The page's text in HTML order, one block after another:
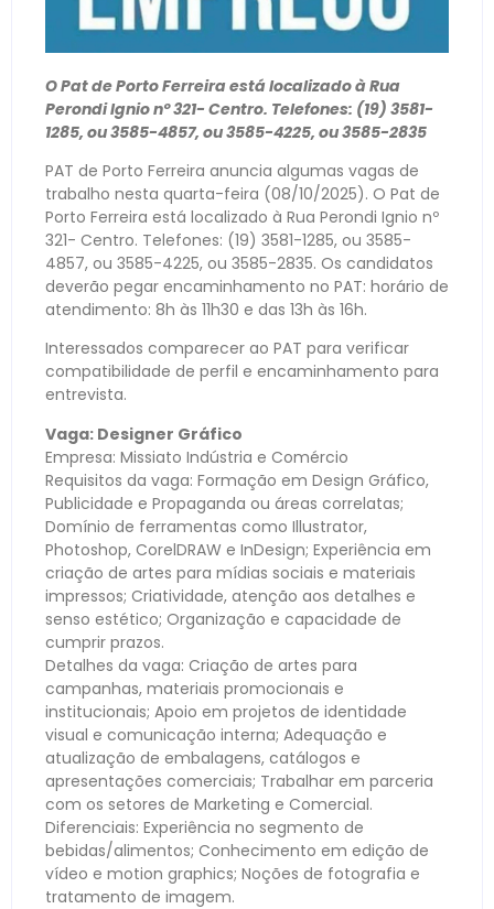
O Pat de Porto Ferreira está localizado à Rua
Perondi Ignio nº 321- Centro. Telefones: (19) 3581-
1285, ou 3585-4857, ou 3585-4225, ou 3585-2835
PAT de Porto Ferreira anuncia algumas vagas de
trabalho nesta quarta-feira (08/10/2025). O Pat de
Porto Ferreira está localizado à Rua Perondi Ignio nº
321- Centro. Telefones: (19) 3581-1285, ou 3585-
4857, ou 3585-4225, ou 3585-2835. Os candidatos
deverão pegar encaminhamento no PAT: horário de
atendimento: 8h às 11h30 e das 13h às 16h.
Interessados comparecer ao PAT para verificar
compatibilidade de perfil e encaminhamento para
entrevista.
Vaga: Designer Gráfico
Empresa: Missiato Indústria e Comércio
Requisitos da vaga: Formação em Design Gráfico,
Publicidade e Propaganda ou áreas correlatas;
Domínio de ferramentas como Illustrator,
Photoshop, CorelDRAW e InDesign; Experiência em
criação de artes para mídias sociais e materiais
impressos; Criatividade, atenção aos detalhes e
senso estético; Organização e capacidade de
cumprir prazos.
Detalhes da vaga: Criação de artes para
campanhas, materiais promocionais e
institucionais; Apoio em projetos de identidade
visual e comunicação interna; Adequação e
atualização de embalagens, catálogos e
apresentações comerciais; Trabalhar em parceria
com os setores de Marketing e Comercial.
Diferenciais: Experiência no segmento de
bebidas/alimentos; Conhecimento em edição de
vídeo e motion graphics; Noções de fotografia e
tratamento de imagem.